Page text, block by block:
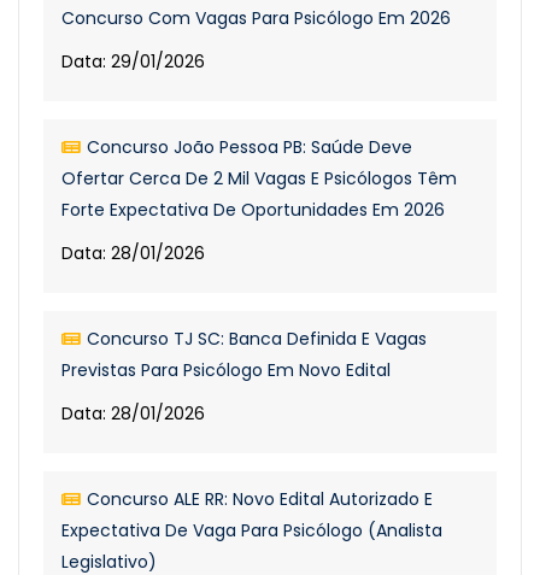
Concurso Com Vagas Para Psicólogo Em 2026
Data: 29/01/2026
Concurso João Pessoa PB: Saúde Deve
Ofertar Cerca De 2 Mil Vagas E Psicólogos Têm
Forte Expectativa De Oportunidades Em 2026
Data: 28/01/2026
Concurso TJ SC: Banca Definida E Vagas
Previstas Para Psicólogo Em Novo Edital
Data: 28/01/2026
Concurso ALE RR: Novo Edital Autorizado E
Expectativa De Vaga Para Psicólogo (Analista
Legislativo)